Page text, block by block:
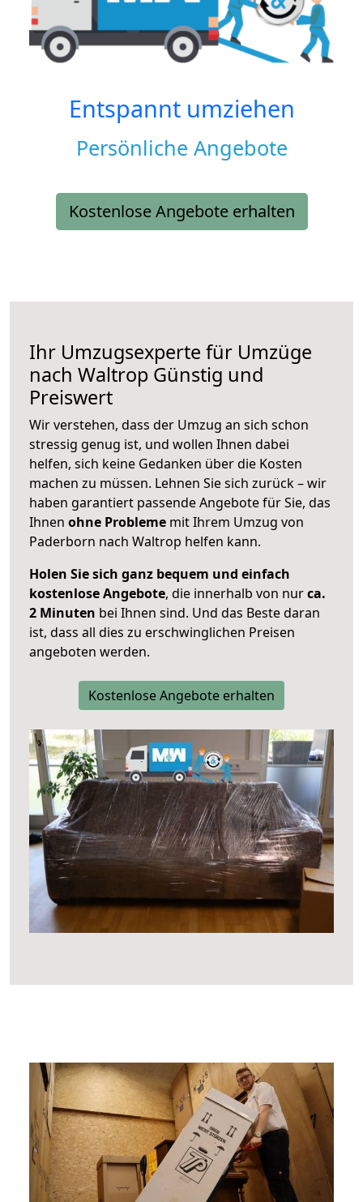
Entspannt umziehen
Persönliche Angebote
Kostenlose Angebote erhalten
Ihr Umzugsexperte für Umzüge
nach Waltrop Günstig und
Preiswert
Wir verstehen, dass der Umzug an sich schon
stressig genug ist, und wollen Ihnen dabei
helfen, sich keine Gedanken über die Kosten
machen zu müssen. Lehnen Sie sich zurück – wir
haben garantiert passende Angebote für Sie, das
Ihnen ohne Probleme mit Ihrem Umzug von
Paderborn nach Waltrop helfen kann.
Holen Sie sich ganz bequem und einfach
kostenlose Angebote, die innerhalb von nurca.
2 Minuten bei Ihnen sind. Und das Beste daran
ist, dass all dies zu erschwinglichen Preisen
angeboten werden.
Kostenlose Angebote erhalten